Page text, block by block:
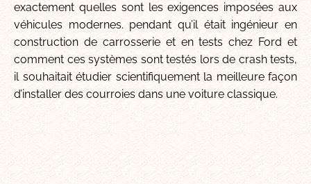
exactement quelles sont les exigences imposées aux
véhicules modernes. pendant qu’il était ingénieur en
construction de carrosserie et en tests chez Ford et
comment ces systèmes sont testés lors de crash tests,
il souhaitait étudier scientifiquement la meilleure façon
d’installer des courroies dans une voiture classique.